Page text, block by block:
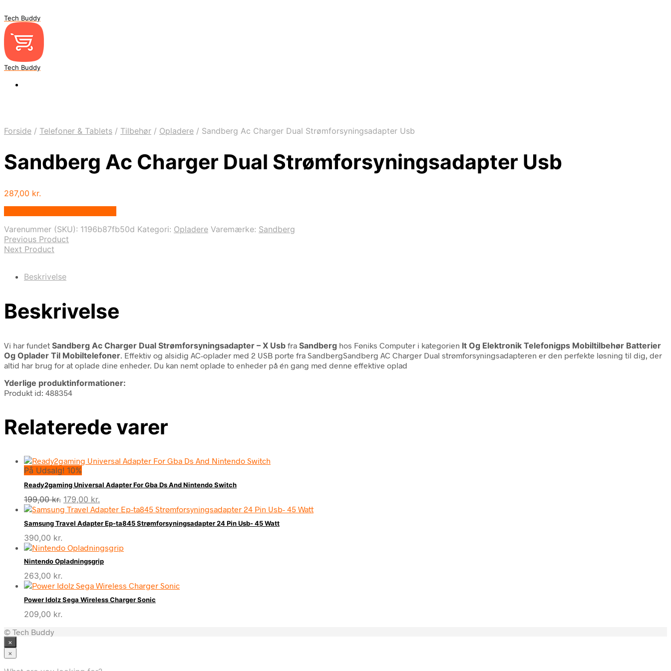
Tech Buddy
Tech Buddy
Forside / Telefoner & Tablets / Tilbehør / Opladere / Sandberg Ac Charger Dual Strømforsyningsadapter Usb
Sandberg Ac Charger Dual Strømforsyningsadapter Usb
287,00 kr.
Varenummer (SKU): 1196b87fb50d Kategori: Opladere Varemærke: Sandberg
Previous Product
Next Product
Beskrivelse
Beskrivelse
Vi har fundet Sandberg Ac Charger Dual Strømforsyningsadapter – X Usb fra Sandberg hos Føniks Computer i kategorien It Og Elektronik Telefonigps Mobiltilbehør Batterier
Og Oplader Til Mobiltelefoner . Effektiv og alsidig AC-oplader med 2 USB porte fra SandbergSandberg AC Charger Dual strømforsyningsadapteren er den perfekte løsning til dig, der
altid har brug for at oplade dine enheder. Du kan nemt oplade to enheder på én gang med denne effektive oplad
Yderlige produktinformationer:
Produkt id: 488354
Relaterede varer
På Udsalg! 10%
Ready2gaming Universal Adapter For Gba Ds And Nintendo Switch
199,00kr. Den
oprindelige
pris
var:
179,00 kr.
aktuelle
pris
er:
Samsung Travel Adapter Ep-ta845 Strømforsyningsadapter 24 Pin Usb- 45 Watt
390,00 kr.
Nintendo Opladningsgrip
263,00 kr.
Power Idolz Sega Wireless Charger Sonic
209,00 kr.
© Tech Buddy
×
×